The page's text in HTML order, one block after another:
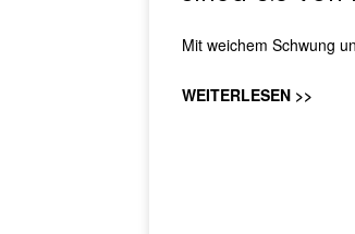
Mit weichem Schwung
WEITERLESEN >>